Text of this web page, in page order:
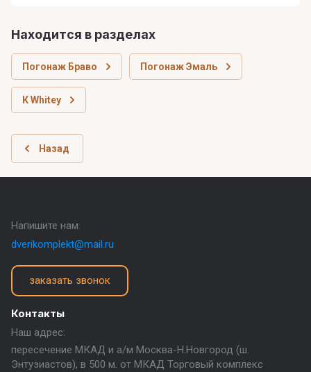
Находится в разделах
Погонаж Браво Погонаж Эмаль
К Whitey
Назад
Контакты
Наш адрес:
пересечение МКАД и а/м Москва-Н.Новгород (ш.
Энтузиастов), в 500 м. от МКАД Торговый комплекс
Напишите нам:
dverikomplekt@mail.ru
заказать звонок